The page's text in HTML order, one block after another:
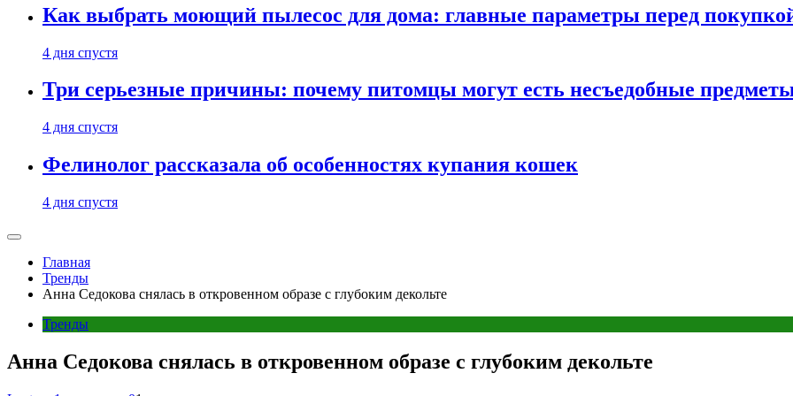
Как выбрать моющий пылесос для дома: главные параметры перед
4 дня спустя
Три серьезные причины: почему питомцы могут есть несъедобные
4 дня спустя
Фелинолог рассказала об особенностях купания кошек
4 дня спустя
Главная
Тренды
Анна Седокова снялась в откровенном образе с глубоким декольте
Тренды
Анна Седокова снялась в откровенном образе с глубоким декольте